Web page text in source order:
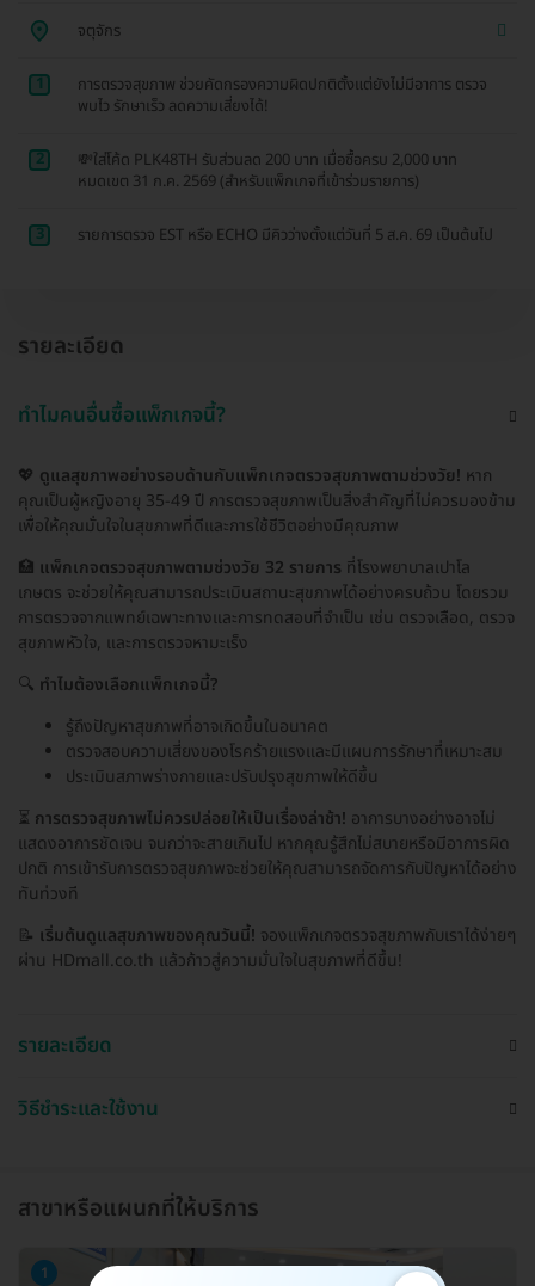
จตุจักร
1
การตรวจสุขภาพ ช่วยคัดกรองความผิดปกติตั้งแต่ยังไม่มีอาการ ตรวจ
พบไว รักษาเร็ว ลดความเสี่ยงได้!
2
💸ใส่โค้ด PLK48TH รับส่วนลด 200 บาท เมื่อซื้อครบ 2,000 บาท
หมดเขต 31 ก.ค. 2569 (สำหรับแพ็กเกจที่เข้าร่วมรายการ)
3 รายการตรวจ EST หรือ ECHO มีคิวว่างตั้งแต่วันที่ 5 ส.ค. 69 เป็นต้นไป
รายละเอียด
ทำไมคนอื่นซื้อแพ็กเกจนี้?
💖 ดูแลสุขภาพอย่างรอบด้านกับแพ็กเกจตรวจสุขภาพตามช่วงวัย! หาก
คุณเป็นผู้หญิงอายุ 35-49 ปี การตรวจสุขภาพเป็นสิ่งสำคัญที่ไม่ควรมองข้าม
เพื่อให้คุณมั่นใจในสุขภาพที่ดีและการใช้ชีวิตอย่างมีคุณภาพ
🏥 แพ็กเกจตรวจสุขภาพตามช่วงวัย 32 รายการ ที่โรงพยาบาลเปาโล
เกษตร จะช่วยให้คุณสามารถประเมินสถานะสุขภาพได้อย่างครบถ้วน โดยรวม
การตรวจจากแพทย์เฉพาะทางและการทดสอบที่จำเป็น เช่น ตรวจเลือด, ตรวจ
สุขภาพหัวใจ, และการตรวจหามะเร็ง
🔍 ทำไมต้องเลือกแพ็กเกจนี้?
รู้ถึงปัญหาสุขภาพที่อาจเกิดขึ้นในอนาคต
ตรวจสอบความเสี่ยงของโรคร้ายแรงและมีแผนการรักษาที่เหมาะสม
ประเมินสภาพร่างกายและปรับปรุงสุขภาพให้ดีขึ้น
⏳ การตรวจสุขภาพไม่ควรปล่อยให้เป็นเรื่องล่าช้า! อาการบางอย่างอาจไม่
แสดงอาการชัดเจน จนกว่าจะสายเกินไป หากคุณรู้สึกไม่สบายหรือมีอาการผิด
ปกติ การเข้ารับการตรวจสุขภาพจะช่วยให้คุณสามารถจัดการกับปัญหาได้อย่าง
ทันท่วงที
📝 เริ่มต้นดูแลสุขภาพของคุณวันนี้! จองแพ็กเกจตรวจสุขภาพกับเราได้ง่ายๆ
ผ่าน HDmall.co.th แล้วก้าวสู่ความมั่นใจในสุขภาพที่ดีขึ้น!
รายละเอียด
วิธีชำระและใช้งาน
สาขาหรือแผนกที่ให้บริการ
1